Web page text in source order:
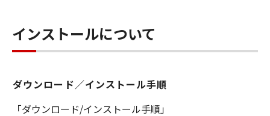
(3) お客様は、「本ソフトウエア」の全部
または一部を修正、改変、リバース・エン
ンブル等することはできません。また第三
者にこのような行為をさせてはなりませ
インストールについて
ダウンロード／インストール手順
「ダウンロード/インストール手順」